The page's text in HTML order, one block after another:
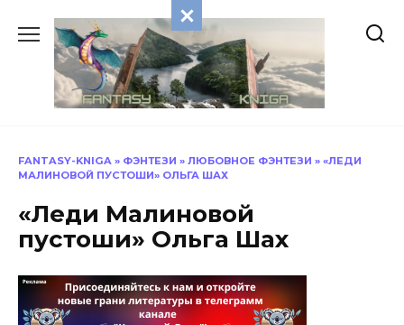
содержанию
FANTASY-KNIGA » ФЭНТЕЗИ » ЛЮБОВНОЕ ФЭНТЕЗИ » «ЛЕДИ
МАЛИНОВОЙ ПУСТОШИ» ОЛЬГА ШАХ
«Леди Малиновой
пустоши» Ольга Шах